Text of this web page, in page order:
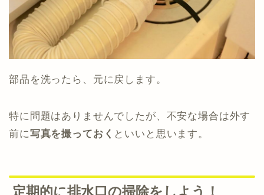
部品を洗ったら、元に戻します。
特に問題はありませんでしたが、不安な場合は外す
前に写真を撮っておく といいと思います。
定期的に排水口の掃除をしよう！